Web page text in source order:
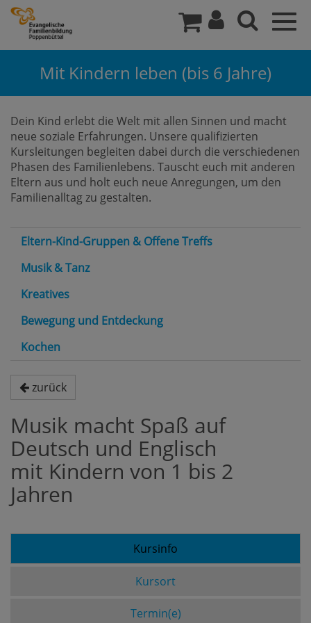
Mit Kindern leben (bis 6 Jahre)
Dein Kind erlebt die Welt mit allen Sinnen und macht
neue soziale Erfahrungen. Unsere qualifizierten
Kursleitungen begleiten dabei durch die verschiedenen
Phasen des Familienlebens. Tauscht euch mit anderen
Eltern aus und holt euch neue Anregungen, um den
Familienalltag zu gestalten.
Eltern-Kind-Gruppen & Offene Treffs
Musik & Tanz
Kreatives
Bewegung und Entdeckung
Kochen
zurück
Musik macht Spaß auf
Deutsch und Englisch
mit Kindern von 1 bis 2
Jahren
Kursinfo
Kursort
Termin(e)